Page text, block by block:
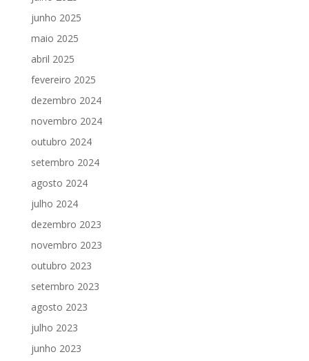
junho 2025
maio 2025
abril 2025
fevereiro 2025
dezembro 2024
novembro 2024
outubro 2024
setembro 2024
agosto 2024
julho 2024
dezembro 2023
novembro 2023
outubro 2023
setembro 2023
agosto 2023
julho 2023
junho 2023